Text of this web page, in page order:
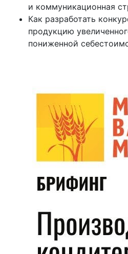
и коммуникационная
Как разработать
продукцию
пониженной